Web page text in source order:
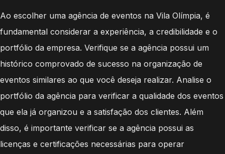
Ao escolher uma agência de eventos na Vila Olímpia, é
fundamental considerar a experiência, a credibilidade e o
portfólio da empresa. Verifique se a agência possui um
histórico comprovado de sucesso na organização de
eventos similares ao que você deseja realizar. Analise o
portfólio da agência para verificar a qualidade dos eventos
que ela já organizou e a satisfação dos clientes. Além
disso, é importante verificar se a agência possui as
licenças e certificações necessárias para operar